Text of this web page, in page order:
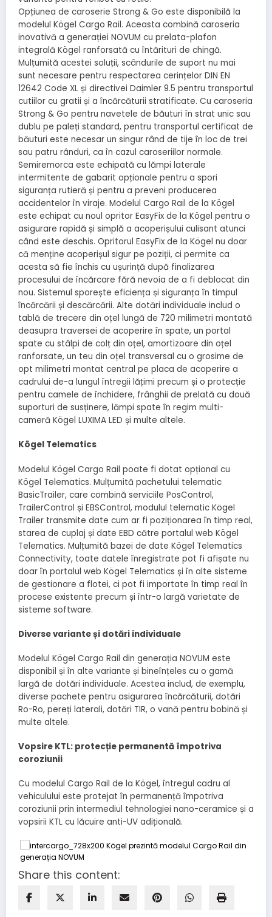
Opțiunea de caroserie Strong & Go este disponibilă la
modelul Kögel Cargo Rail. Aceasta combină caroseria
inovativă a generației NOVUM cu prelata-plafon
integrală Kögel ranforsată cu întărituri de chingă.
Mulțumită acestei soluții, scândurile de suport nu mai
sunt necesare pentru respectarea cerințelor DIN EN
12642 Code XL și directivei Daimler 9.5 pentru transportul
cutiilor cu gratii și a încărcăturii stratificate. Cu caroseria
Strong & Go pentru navetele de băuturi în strat unic sau
dublu pe paleți standard, pentru transportul certificat de
băuturi este necesar un singur rând de tije în loc de trei
sau patru rânduri, ca în cazul caroseriilor normale.
Semiremorca este echipată cu lămpi laterale
intermitente de gabarit opționale pentru a spori
siguranța rutieră și pentru a preveni producerea
accidentelor în viraje. Modelul Cargo Rail de la Kögel
este echipat cu noul opritor EasyFix de la Kögel pentru o
asigurare rapidă și simplă a acoperișului culisant atunci
când este deschis. Opritorul EasyFix de la Kögel nu doar
că menține acoperișul sigur pe poziții, ci permite ca
acesta să fie închis cu ușurință după finalizarea
procesului de încărcare fără nevoia de a fi deblocat din
nou. Sistemul sporește eficiența și siguranța în timpul
încărcării și descărcării. Alte dotări individuale includ o
tablă de trecere din oțel lungă de 720 milimetri montată
deasupra traversei de acoperire în spate, un portal
spate cu stâlpi de colț din oțel, amortizoare din oțel
ranforsate, un teu din oțel transversal cu o grosime de
opt milimetri montat central pe placa de acoperire a
cadrului de-a lungul întregii lățimi precum și o protecție
pentru camele de închidere, frânghii de prelată cu două
suporturi de susținere, lămpi spate în regim multi-
cameră Kögel LUXIMA LED și multe altele.
Kögel Telematics
Modelul Kögel Cargo Rail poate fi dotat opțional cu
Kögel Telematics. Mulțumită pachetului telematic
BasicTrailer, care combină serviciile PosControl,
TrailerControl și EBSControl, modulul telematic Kögel
Trailer transmite date cum ar fi poziționarea în timp real,
starea de cuplaj și date EBD către portalul web Kögel
Telematics. Mulțumită bazei de date Kögel Telematics
Connectivity, toate datele înregistrate pot fi afișate nu
doar în portalul web Kögel Telematics și în alte sisteme
de gestionare a flotei, ci pot fi importate în timp real în
procese existente precum și într-o largă varietate de
sisteme software.
Diverse variante și dotări individuale
Modelul Kögel Cargo Rail din generația NOVUM este
disponibil și în alte variante și bineînțeles cu o gamă
largă de dotări individuale. Acestea includ, de exemplu,
diverse pachete pentru asigurarea încărcăturii, dotări
Ro-Ro, pereți laterali, dotări TIR, o vană pentru bobină și
multe altele.
Vopsire KTL: protecție permanentă împotriva
coroziunii
Cu modelul Cargo Rail de la Kögel, întregul cadru al
vehiculului este protejat în permanență împotriva
coroziunii prin intermediul tehnologiei nano-ceramice și a
vopsirii KTL cu lăcuire anti-UV adițională.
Share this content: